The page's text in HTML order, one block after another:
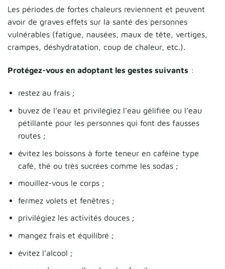
Les périodes de fortes chaleurs reviennent et peuvent
avoir de graves effets sur la santé des personnes
vulnérables (fatigue, nausées, maux de tête, vertiges,
crampes, déshydratation, coup de chaleur, etc.).
Protégez-vous en adoptant les gestes suivants :
restez au frais ;
buvez de l’eau et privilégiez l’eau gélifiée ou l’eau
pétillante pour les personnes qui font des fausses
routes ;
évitez les boissons à forte teneur en caféine type
café, thé ou très sucrées comme les sodas ;
mouillez-vous le corps ;
fermez volets et fenêtres ;
privilégiez les activités douces ;
mangez frais et équilibré ;
évitez l’alcool ;